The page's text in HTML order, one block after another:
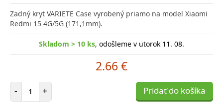
Zadný kryt VARIETE Case vyrobený priamo na model Xiaomi
Redmi 15 4G/5G (171,1mm).
Skladom > 10 ks, odošleme v utorok 11. 08.
2.66 €
- Počet položiek
+ Pridať do košíka